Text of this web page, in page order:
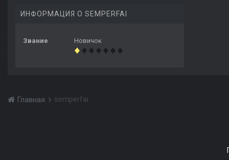
ИНФОРМАЦИЯ О SEMPERFAI
Звание Новичок
Главная semperfai